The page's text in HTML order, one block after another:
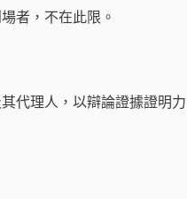
者，不在此限。
代理人，以辯論證據證明力